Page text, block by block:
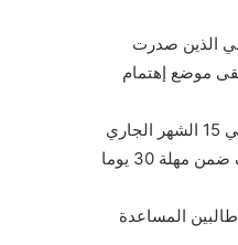
الذين صدرت
موضع إهتمام
وكانت المحكمة الاتحادية العليا في إمارة أبو ظبي قد أصدرت أحكام البداية في قضية "الموقوفين الثمانية" في 15 الشهر الجاري
فخرج 5 منهم براءة، فيما حكم على اثنين من المتهمين بالسجن عشر سنوات وآخر بالمؤبد مع حق الإستئناف ضمن مهلة 30 يوما
المساعدة